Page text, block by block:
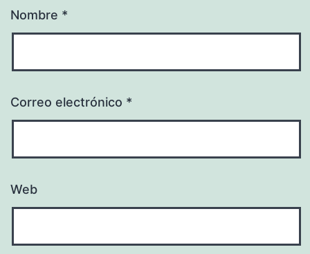
Nombre *
Correo electrónico *
Web